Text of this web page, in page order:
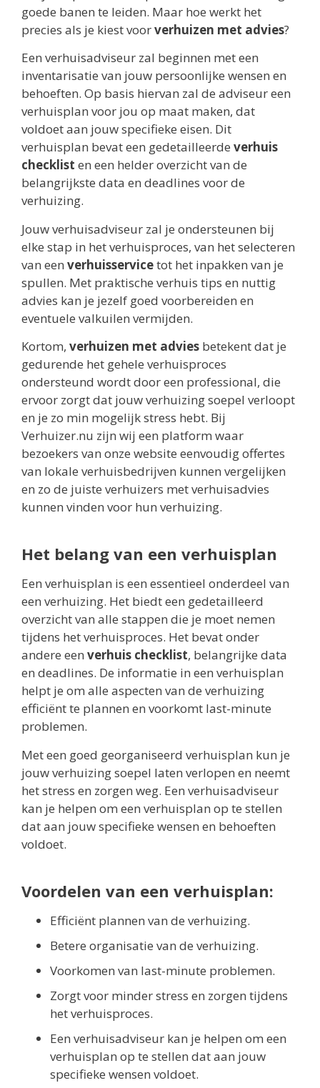
goede banen te leiden. Maar hoe werkt het
precies als je kiest voorverhuizen met advies?
Een verhuisadviseur zal beginnen met een
inventarisatie van jouw persoonlijke wensen en
behoeften. Op basis hiervan zal de adviseur een
verhuisplan voor jou op maat maken, dat
voldoet aan jouw specifieke eisen. Dit
verhuisplan bevat een gedetailleerde verhuis
checklist en een helder overzicht van de
belangrijkste data en deadlines voor de
verhuizing.
Jouw verhuisadviseur zal je ondersteunen bij
elke stap in het verhuisproces, van het selecteren
van een verhuisservicetot het inpakken van je
spullen. Met praktische verhuis tips en nuttig
advies kan je jezelf goed voorbereiden en
eventuele valkuilen vermijden.
Kortom, verhuizen met advies betekent dat je
gedurende het gehele verhuisproces
ondersteund wordt door een professional, die
ervoor zorgt dat jouw verhuizing soepel verloopt
en je zo min mogelijk stress hebt. Bij
Verhuizer.nu zijn wij een platform waar
bezoekers van onze website eenvoudig offertes
van lokale verhuisbedrijven kunnen vergelijken
en zo de juiste verhuizers met verhuisadvies
kunnen vinden voor hun verhuizing.
Het belang van een verhuisplan
Een verhuisplan is een essentieel onderdeel van
een verhuizing. Het biedt een gedetailleerd
overzicht van alle stappen die je moet nemen
tijdens het verhuisproces. Het bevat onder
andere een verhuis checklist, belangrijke data
en deadlines. De informatie in een verhuisplan
helpt je om alle aspecten van de verhuizing
efficiënt te plannen en voorkomt last-minute
problemen.
Met een goed georganiseerd verhuisplan kun je
jouw verhuizing soepel laten verlopen en neemt
het stress en zorgen weg. Een verhuisadviseur
kan je helpen om een verhuisplan op te stellen
dat aan jouw specifieke wensen en behoeften
voldoet.
Voordelen van een verhuisplan:
Efficiënt plannen van de verhuizing.
Betere organisatie van de verhuizing.
Voorkomen van last-minute problemen.
Zorgt voor minder stress en zorgen tijdens
het verhuisproces.
Een verhuisadviseur kan je helpen om een
verhuisplan op te stellen dat aan jouw
specifieke wensen voldoet.